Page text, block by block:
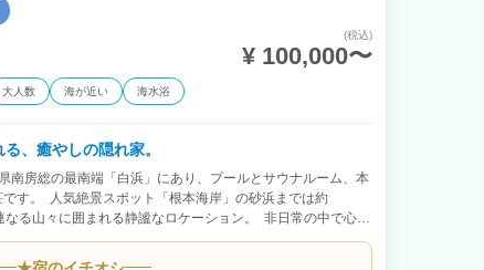
(税込)
¥ 100,000〜
大人数 海が近い 海水浴
、癒やしの隠れ家。
南房総の最南端「白浜」にあり、プールとサウナルーム、本
す。 人気絶景スポット「根本海岸」の砂浜までは約
る山々に囲まれる静謐なロケーション。 非日常の中で心身